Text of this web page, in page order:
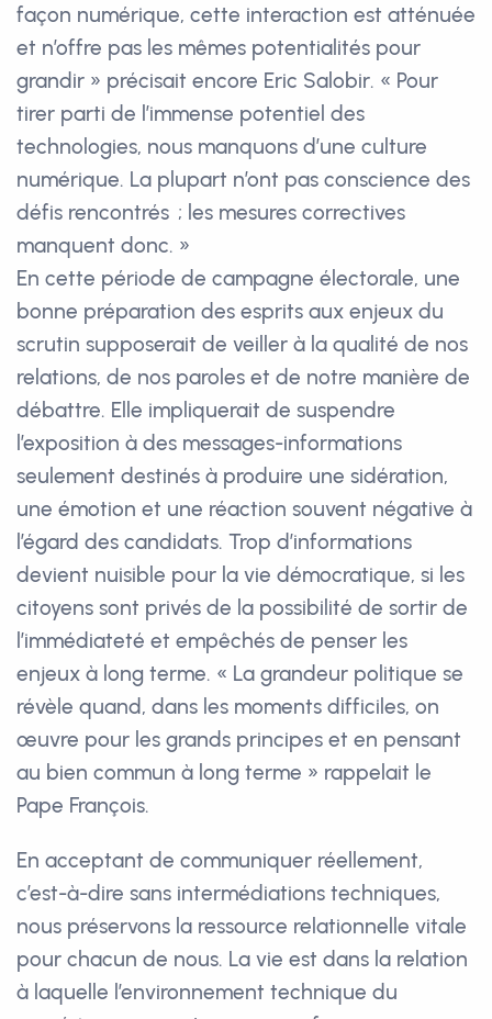
façon numérique, cette interaction est atténuée
et n’offre pas les mêmes potentialités pour
grandir » précisait encore Eric Salobir. « Pour
tirer parti de l’immense potentiel des
technologies, nous manquons d’une culture
numérique. La plupart n’ont pas conscience des
défis rencontrés ; les mesures correctives
manquent donc. »
En cette période de campagne électorale, une
bonne préparation des esprits aux enjeux du
scrutin supposerait de veiller à la qualité de nos
relations, de nos paroles et de notre manière de
débattre. Elle impliquerait de suspendre
l’exposition à des messages-informations
seulement destinés à produire une sidération,
une émotion et une réaction souvent négative à
l’égard des candidats. Trop d’informations
devient nuisible pour la vie démocratique, si les
citoyens sont privés de la possibilité de sortir de
l’immédiateté et empêchés de penser les
enjeux à long terme. « La grandeur politique se
révèle quand, dans les moments difficiles, on
œuvre pour les grands principes et en pensant
au bien commun à long terme » rappelait le
Pape François.
En acceptant de communiquer réellement,
c’est-à-dire sans intermédiations techniques,
nous préservons la ressource relationnelle vitale
pour chacun de nous. La vie est dans la relation
à laquelle l’environnement technique du